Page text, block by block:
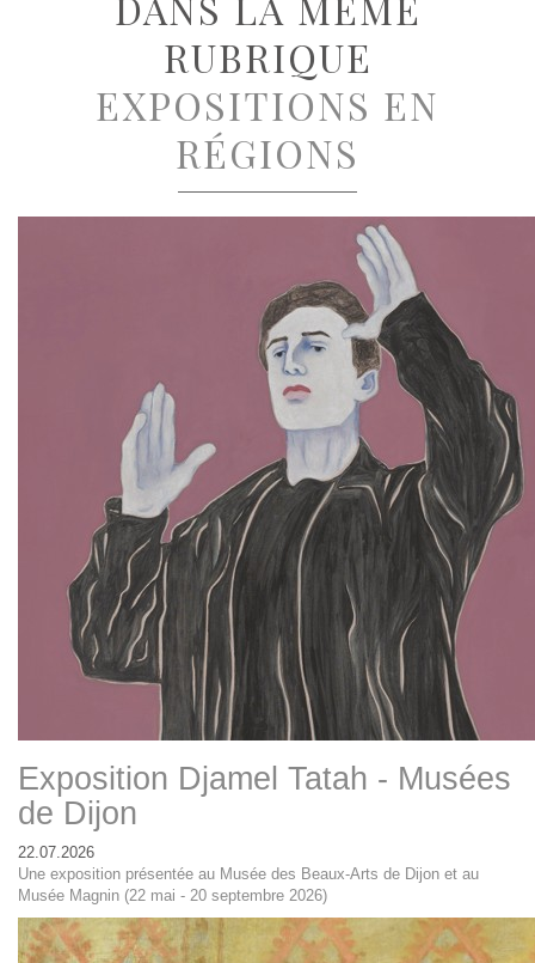
RUBRIQUE
EXPOSITIONS EN
RÉGIONS
Exposition Djamel Tatah - Musées
de Dijon
22.07.2026
Une exposition présentée au Musée des Beaux-Arts de Dijon et au
Musée Magnin (22 mai - 20 septembre 2026)